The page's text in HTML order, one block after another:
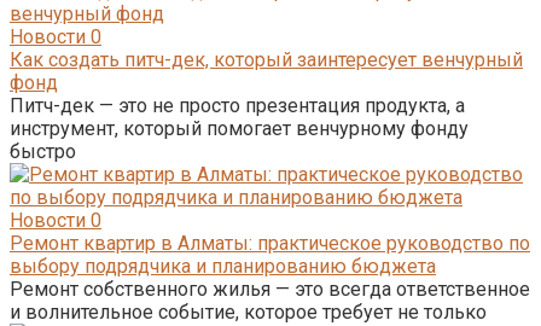
Новости 0
Как создать питч-дек, который заинтересует венчурный
фонд
Питч-дек — это не просто презентация продукта, а
инструмент, который помогает венчурному фонду
быстро
Новости 0
Ремонт квартир в Алматы: практическое руководство по
выбору подрядчика и планированию бюджета
Ремонт собственного жилья — это всегда ответственное
и волнительное событие, которое требует не только